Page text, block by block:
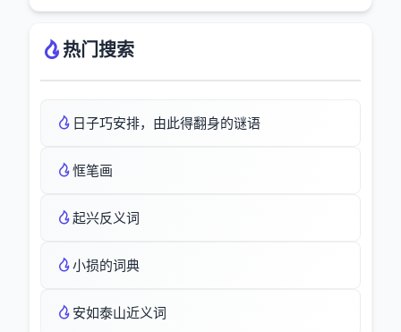
热门搜索
日子巧安排，由此得翻身的谜语
恇笔画
起兴反义词
小损的词典
安如泰山近义词